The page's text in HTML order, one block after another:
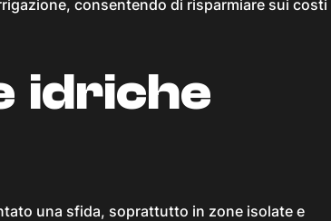
consentendo di risparmiare sui costi
idriche
una sfida, soprattutto in zone isolate e